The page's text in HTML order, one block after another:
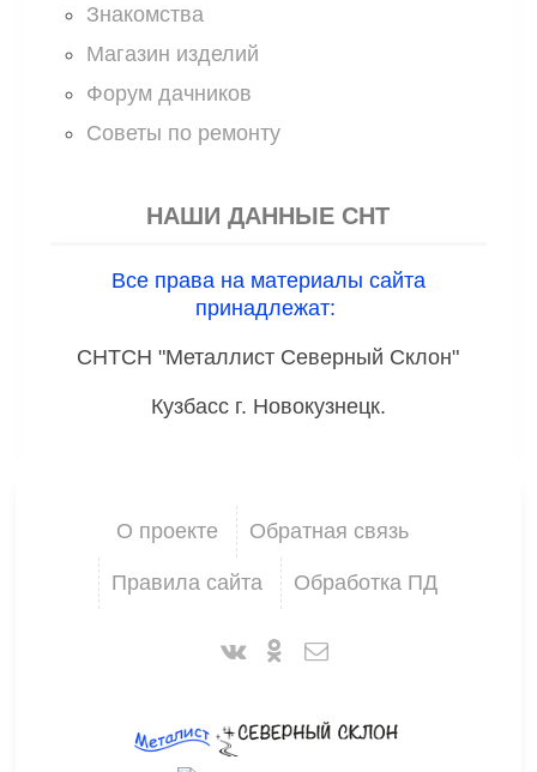
Знакомства
Магазин изделий
Форум дачников
Советы по ремонту
НАШИ ДАННЫЕ СНТ
Все права на материалы сайта
принадлежат:
СНТСН "Металлист Северный Склон"
Кузбасс г. Новокузнецк.
О проекте Обратная связь
Правила сайта Обработка ПД